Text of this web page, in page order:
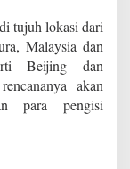
tujuh lokasi dari
Malaysia dan
Beijing dan
akan
para pengisi